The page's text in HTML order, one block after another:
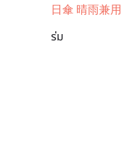
日傘 晴雨兼用
ร่ม